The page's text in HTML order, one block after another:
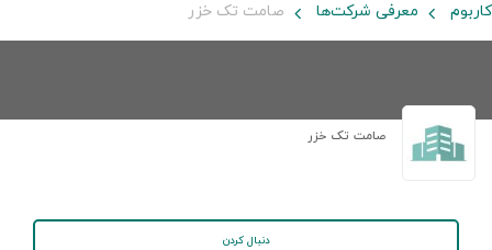
کاربوم معرفی شرکت‌ها صامت تک خزر
صامت تک خزر
دنبال کردن